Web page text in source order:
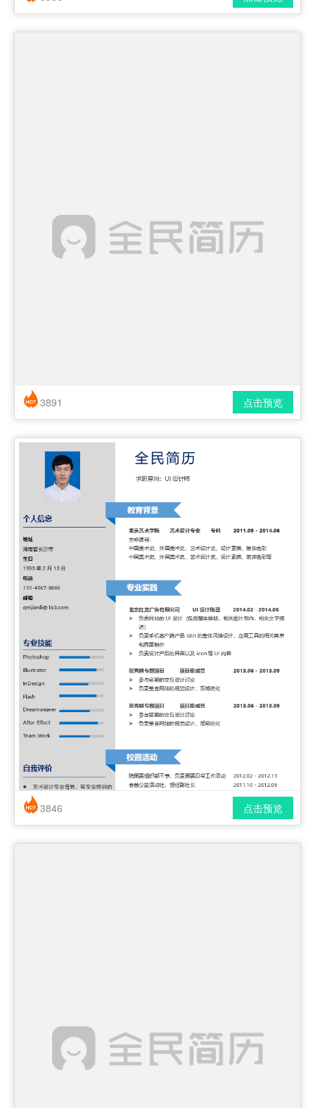
简历风格： 简洁 / 时尚 / 应届生
点击预览
3891
简历风格： 时尚 / 简洁 / 应届生
点击预览
3846